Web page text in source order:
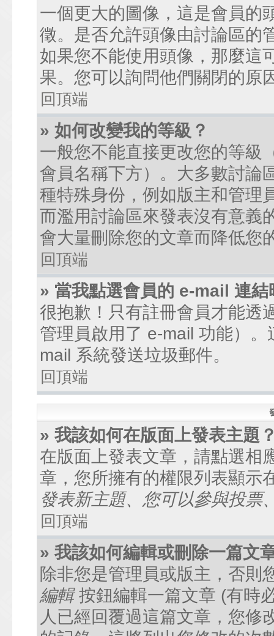
一個更大的圖像，這是會員的
徵。是否允許頭像由討論區的
如果您不能使用頭像，那麼這
果。您可以詢問他們關閉的原
回頂端
» 如何改變我的等級？
一般您不能直接更改您的等級
會員名稱下方）。大多數討論
種特殊身份，例如版主和管理
而濫用討論區來發表沒有意義
會大量刪除您的文章而降低您
回頂端
» 當我點選會員的 e-mail 連
很抱歉！只有註冊會員才能透
管理員啟用了 e-mail 功能）
mail 系統發送垃圾郵件。
回頂端
» 我該如何在版面上發表主題
在版面上發表文章，請點選相
章，您所擁有的權限列表顯示
發表新主題、您可以參與投票
回頂端
» 我該如何編輯或刪除一篇文
除非您是管理員或版主，否則
編輯按鈕編輯一篇文章 (有時
人已經回覆過這篇文章，您修